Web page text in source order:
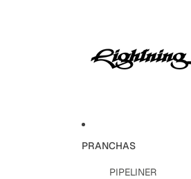
PRANCHAS
PIPELINER